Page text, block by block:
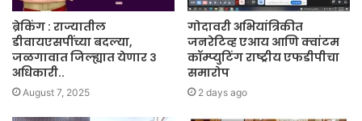
ब्रेकिंग : राज्यातील
डीवायएसपींच्या बदल्या,
जळगावात जिल्ह्यात येणार ३
अधिकारी..
August 7, 2025
गोदावरी अभियांत्रिकीत
जनरेटिव्ह एआय आणि क्वांटम
कॉम्प्युटिंग राष्ट्रीय एफडीपीचा
समारोप
2 days ago